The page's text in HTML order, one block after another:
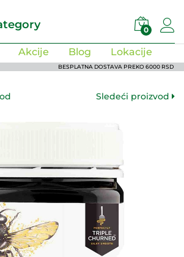
0
Akcije Blog Lokacije
BESPLATNA DOSTAVA PREKO 6000 RSD
Sledeći proizvod